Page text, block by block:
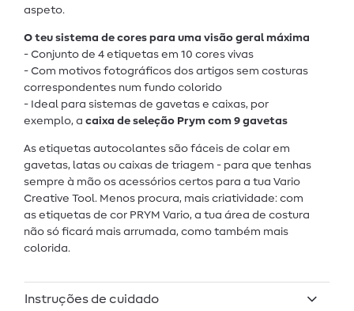
aspeto.
O teu sistema de cores para uma visão geral máxima
- Conjunto de 4 etiquetas em 10 cores vivas
- Com motivos fotográficos dos artigos sem costuras
correspondentes num fundo colorido
- Ideal para sistemas de gavetas e caixas, por
exemplo, a caixa de seleção Prym com 9 gavetas
As etiquetas autocolantes são fáceis de colar em
gavetas, latas ou caixas de triagem - para que tenhas
sempre à mão os acessórios certos para a tua Vario
Creative Tool. Menos procura, mais criatividade: com
as etiquetas de cor PRYM Vario, a tua área de costura
não só ficará mais arrumada, como também mais
colorida.
Instruções de cuidado